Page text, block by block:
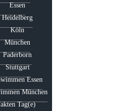
Essen
Heidelberg
Köln
München
Paderborn
Stuttgart
Essen
München
Tag(e)